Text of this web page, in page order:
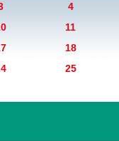
4
11
18
25